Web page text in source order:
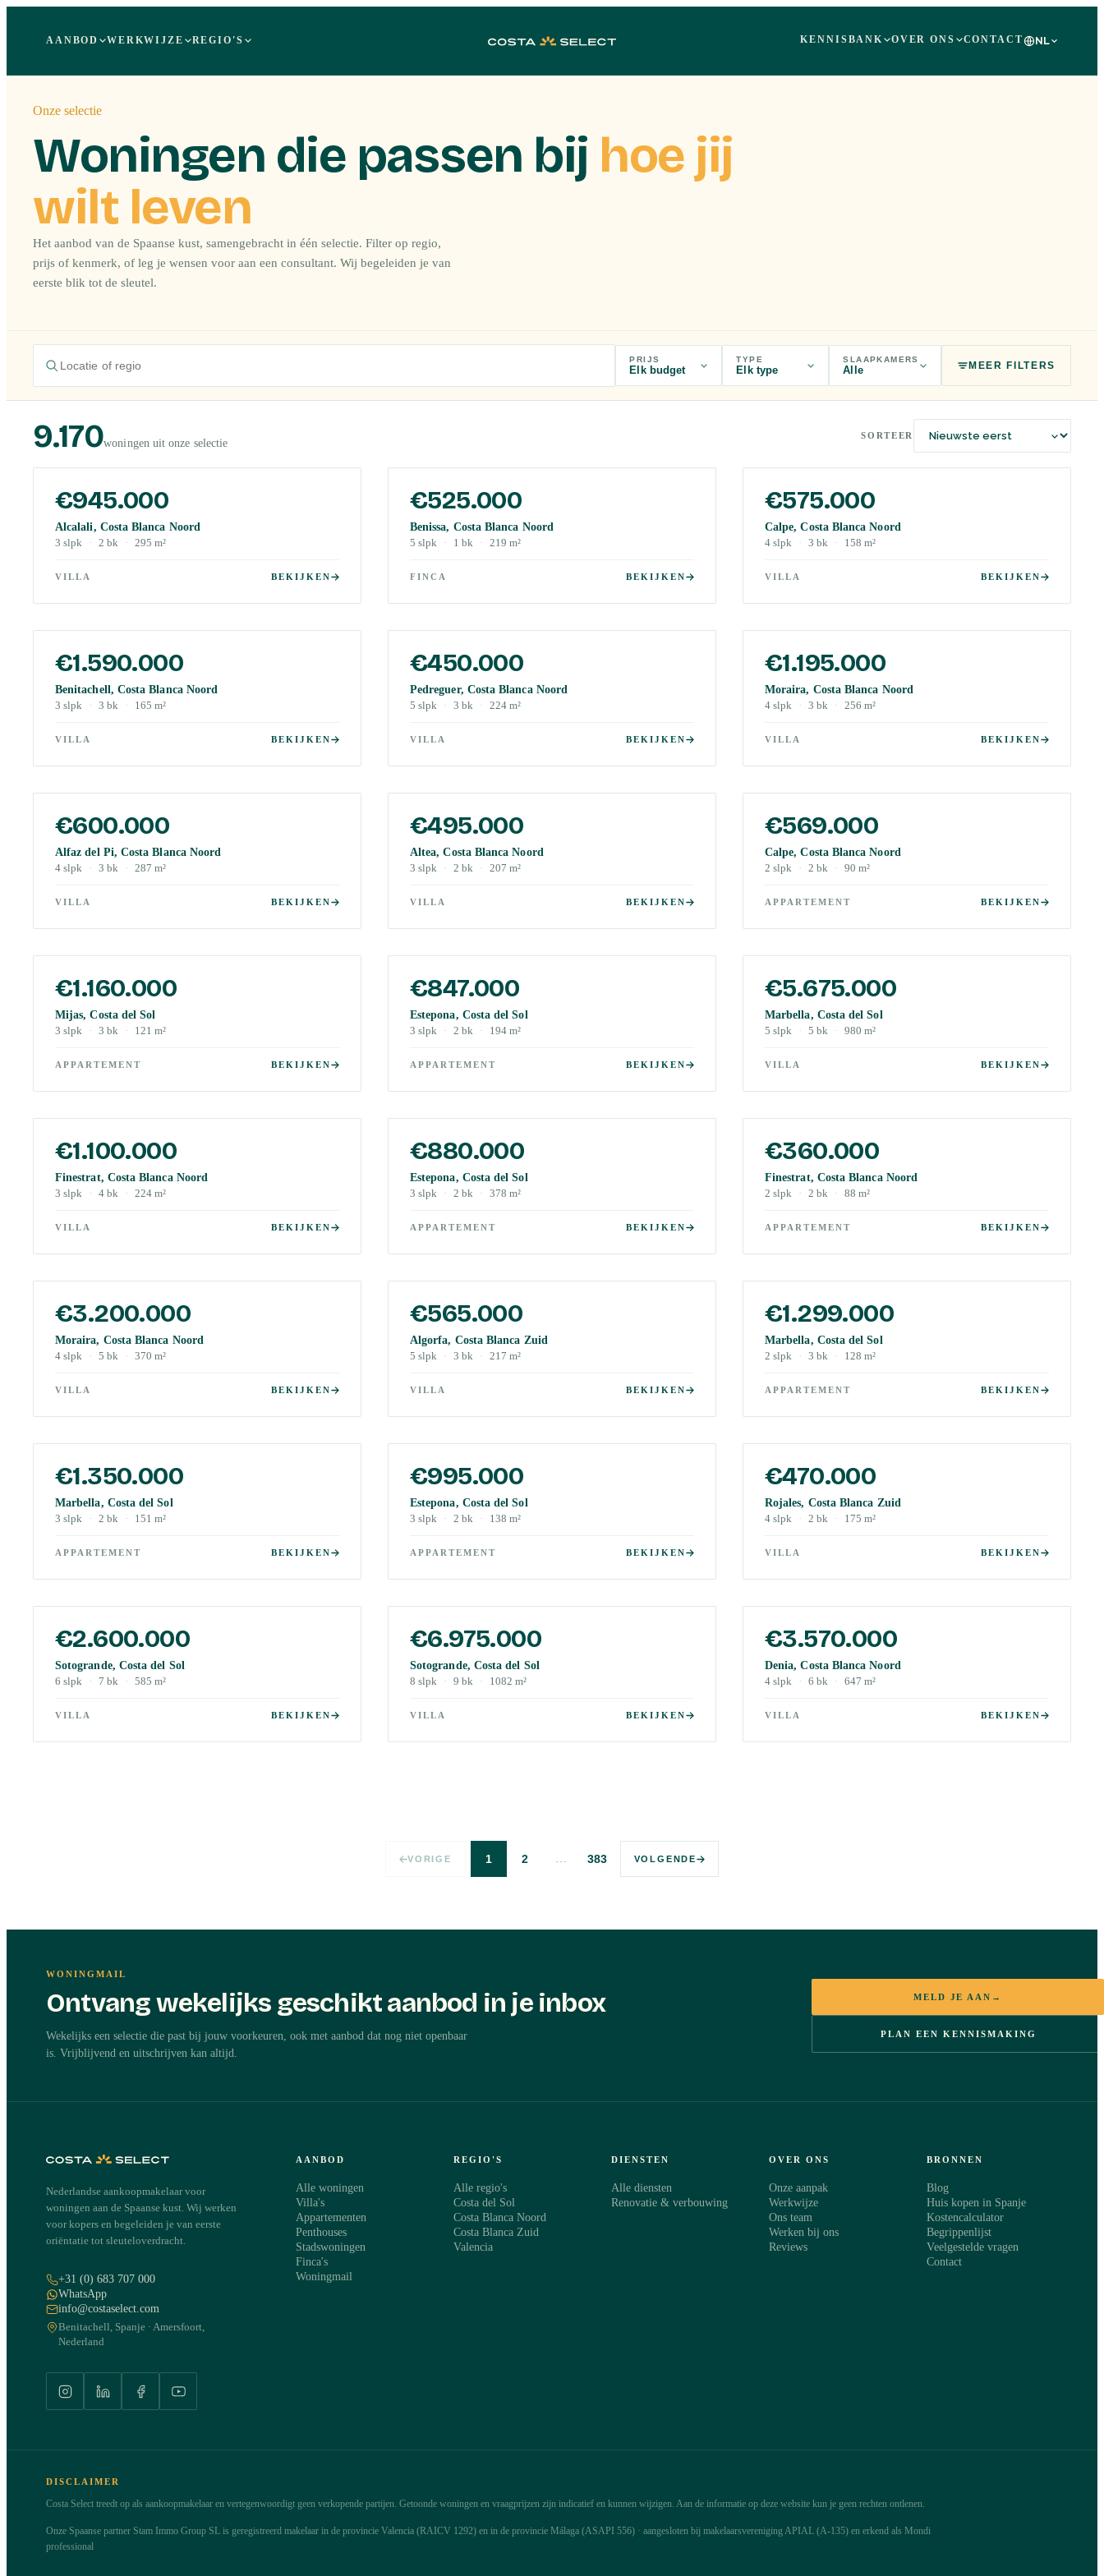
AANBOD WERKWIJZE REGIO'S KENNISBANK OVER ONS CONTACT NL
Onze selectie
Woningen die passen bij hoe jij
wilt leven
Het aanbod van de Spaanse kust, samengebracht in één selectie. Filter op regio,
prijs of kenmerk, of leg je wensen voor aan een consultant. Wij begeleiden je van
eerste blik tot de sleutel.
PRIJS
Elk budget
TYPE
Elk type
SLAAPKAMERS
Alle MEER FILTERS
9.170woningen uit onze selectie
SORTEER
€945.000
Alcalali, Costa Blanca Noord
3 slpk · 2 bk · 295 m²
VILLA BEKIJKEN
€525.000
Benissa, Costa Blanca Noord
5 slpk · 1 bk · 219 m²
FINCA BEKIJKEN
€575.000
Calpe, Costa Blanca Noord
4 slpk · 3 bk · 158 m²
VILLA BEKIJKEN
€1.590.000
Benitachell, Costa Blanca Noord
3 slpk · 3 bk · 165 m²
VILLA BEKIJKEN
€450.000
Pedreguer, Costa Blanca Noord
5 slpk · 3 bk · 224 m²
VILLA BEKIJKEN
€1.195.000
Moraira, Costa Blanca Noord
4 slpk · 3 bk · 256 m²
VILLA BEKIJKEN
€600.000
Alfaz del Pi, Costa Blanca Noord
4 slpk · 3 bk · 287 m²
VILLA BEKIJKEN
€495.000
Altea, Costa Blanca Noord
3 slpk · 2 bk · 207 m²
VILLA BEKIJKEN
€569.000
Calpe, Costa Blanca Noord
2 slpk · 2 bk · 90 m²
APPARTEMENT BEKIJKEN
€1.160.000
Mijas, Costa del Sol
3 slpk · 3 bk · 121 m²
APPARTEMENT BEKIJKEN
€847.000
Estepona, Costa del Sol
3 slpk · 2 bk · 194 m²
APPARTEMENT BEKIJKEN
€5.675.000
Marbella, Costa del Sol
5 slpk · 5 bk · 980 m²
VILLA BEKIJKEN
€1.100.000
Finestrat, Costa Blanca Noord
3 slpk · 4 bk · 224 m²
VILLA BEKIJKEN
€880.000
Estepona, Costa del Sol
3 slpk · 2 bk · 378 m²
APPARTEMENT BEKIJKEN
€360.000
Finestrat, Costa Blanca Noord
2 slpk · 2 bk · 88 m²
APPARTEMENT BEKIJKEN
€3.200.000
Moraira, Costa Blanca Noord
4 slpk · 5 bk · 370 m²
VILLA BEKIJKEN
€565.000
Algorfa, Costa Blanca Zuid
5 slpk · 3 bk · 217 m²
VILLA BEKIJKEN
€1.299.000
Marbella, Costa del Sol
2 slpk · 3 bk · 128 m²
APPARTEMENT BEKIJKEN
€1.350.000
Marbella, Costa del Sol
3 slpk · 2 bk · 151 m²
APPARTEMENT BEKIJKEN
€995.000
Estepona, Costa del Sol
3 slpk · 2 bk · 138 m²
APPARTEMENT BEKIJKEN
€470.000
Rojales, Costa Blanca Zuid
4 slpk · 2 bk · 175 m²
VILLA BEKIJKEN
€2.600.000
Sotogrande, Costa del Sol
6 slpk · 7 bk · 585 m²
VILLA BEKIJKEN
€6.975.000
Sotogrande, Costa del Sol
8 slpk · 9 bk · 1082 m²
VILLA BEKIJKEN
€3.570.000
Denia, Costa Blanca Noord
4 slpk · 6 bk · 647 m²
VILLA BEKIJKEN
VORIGE 1 2 … 383 VOLGENDE
WONINGMAIL
Ontvang wekelijks geschikt aanbod in je inbox
Wekelijks een selectie die past bij jouw voorkeuren, ook met aanbod dat nog niet openbaar
is. Vrijblijvend en uitschrijven kan altijd.
MELD JE AAN →
PLAN EEN KENNISMAKING
Nederlandse aankoopmakelaar voor
woningen aan de Spaanse kust. Wij werken
voor kopers en begeleiden je van eerste
oriëntatie tot sleuteloverdracht.
+31 (0) 683 707 000
WhatsApp
info@costaselect.com
Benitachell, Spanje · Amersfoort,
Nederland
AANBOD
Alle woningen
Villa's
Appartementen
Penthouses
Stadswoningen
Finca's
Woningmail
REGIO'S
Alle regio's
Costa del Sol
Costa Blanca Noord
Costa Blanca Zuid
Valencia
DIENSTEN
Alle diensten
Renovatie & verbouwing
OVER ONS
Onze aanpak
Werkwijze
Ons team
Werken bij ons
Reviews
BRONNEN
Blog
Huis kopen in Spanje
Kostencalculator
Begrippenlijst
Veelgestelde vragen
Contact
DISCLAIMER
Costa Select treedt op als aankoopmakelaar en vertegenwoordigt geen verkopende partijen. Getoonde woningen en vraagprijzen zijn indicatief en kunnen wijzigen. Aan de informatie op deze website kun je geen rechten ontlenen.
Onze Spaanse partner Stam Immo Group SL is geregistreerd makelaar in de provincie Valencia (RAICV 1292) en in de provincie Málaga (ASAPI 556) · aangesloten bij makelaarsvereniging APIAL (A-135) en erkend als Mondi
professional